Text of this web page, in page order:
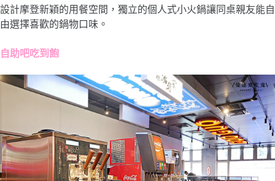
設計摩登新穎的用餐空間，獨立的個人式小火鍋讓同桌親友能自
由選擇喜歡的鍋物口味。
自助吧吃到飽